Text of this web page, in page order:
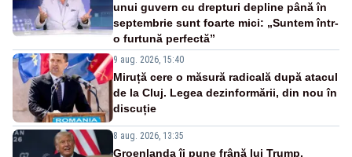
unui guvern cu drepturi depline până în
septembrie sunt foarte mici: „Suntem într-
o furtună perfectă”
9 aug. 2026, 15:40
Miruță cere o măsură radicală după atacul
de la Cluj. Legea dezinformării, din nou în
discuție
8 aug. 2026, 13:35
Groenlanda îi pune frână lui Trump.